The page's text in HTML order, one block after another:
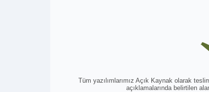
Tüm yazılımlarımız Açık Kaynak olarak
açıklamalarında belirtilen